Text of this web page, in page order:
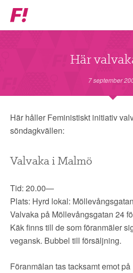
Feministiskt
initiativ
ENGAGERA DIG I F!
ENAD RÖST
PARTILEDARE
OM FI
Här
7 september
Här håller Feministiskt initiativ
söndagkvällen:
Valvaka i Malmö
Tid: 20.00—
Plats: Hyrd lokal:
Valvaka på Möllevångsgatan 24
Käk finns till de som föranmäler
vegansk. Bubbel till försäljning.
Föranmälan tas tacksamt emot på